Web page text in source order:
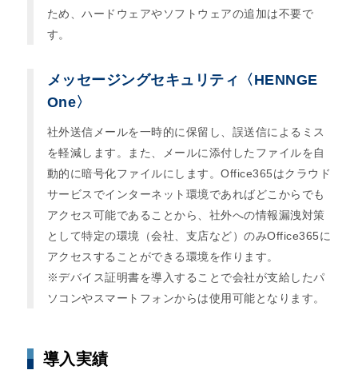
ため、ハードウェアやソフトウェアの追加は不要で
す。
メッセージングセキュリティ〈HENNGE
One〉
社外送信メールを一時的に保留し、誤送信によるミス
を軽減します。また、メールに添付したファイルを自
動的に暗号化ファイルにします。Office365はクラウド
サービスでインターネット環境であればどこからでも
アクセス可能であることから、社外への情報漏洩対策
として特定の環境（会社、支店など）のみOffice365に
アクセスすることができる環境を作ります。
※デバイス証明書を導入することで会社が支給したパ
ソコンやスマートフォンからは使用可能となります。
導入実績